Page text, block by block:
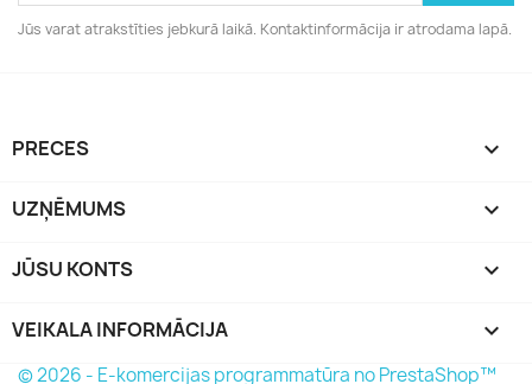
Jūs varat atrakstīties jebkurā laikā. Kontaktinformācija ir atrodama lapā.
PRECES 
UZŅĒMUMS 
JŪSU KONTS 
VEIKALA INFORMĀCIJA keyboard_arrow_down
© 2026 - E-komercijas programmatūra no PrestaShop™